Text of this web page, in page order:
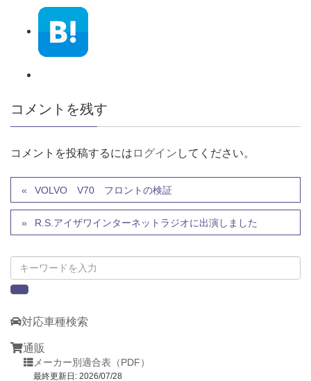
コメントを残す
コメントを投稿するには ログイン してください。
VOLVO V70 フロントの検証
R.S.アイザワインターネットラジオに出演しました
対応車種検索
通販
メーカー別適合表（PDF）
最終更新日: 2026/07/28